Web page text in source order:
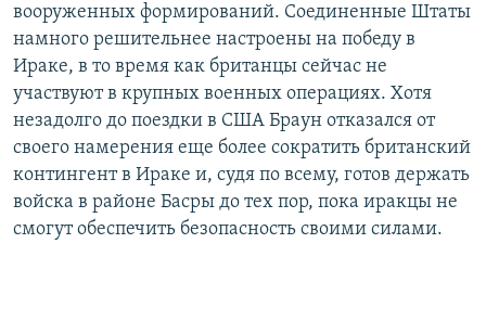
вооруженных формирований. Соединенные Штаты
намного решительнее настроены на победу в
Ираке, в то время как британцы сейчас не
участвуют в крупных военных операциях. Хотя
незадолго до поездки в США Браун отказался от
своего намерения еще более сократить британский
контингент в Ираке и, судя по всему, готов держать
войска в районе Басры до тех пор, пока иракцы не
смогут обеспечить безопасность своими силами.